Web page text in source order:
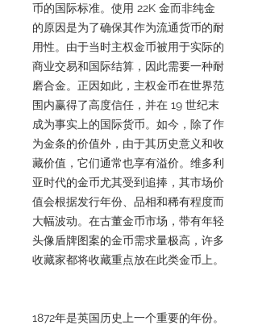
币的国际标准。使用 22K 金而非纯金
的原因是为了确保其作为流通货币的耐
用性。由于当时主权金币被用于实际的
商业交易和国际结算，因此需要一种耐
磨合金。正因如此，主权金币在世界范
围内赢得了高度信任，并在 19 世纪末
成为事实上的国际货币。如今，除了作
为金条的价值外，由于其历史意义和收
藏价值，它们通常也享有溢价。维多利
亚时代的金币尤其受到追捧，其市场价
值会根据发行年份、品相和稀有程度而
大幅波动。在古董金币市场，带有年轻
头像盾牌图案的金币需求量极高，许多
收藏家都将收藏重点放在此类金币上。
1872年是英国历史上一个重要的年份。